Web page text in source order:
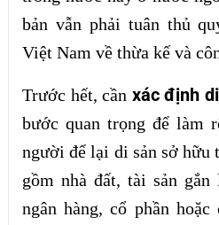
bản vẫn phải tuân thủ
Việt Nam về thừa kế và
Trước hết, cần xác định
bước quan trọng để làm
người để lại di sản sở hữu
gồm nhà đất, tài sản
ngân hàng, cổ phần